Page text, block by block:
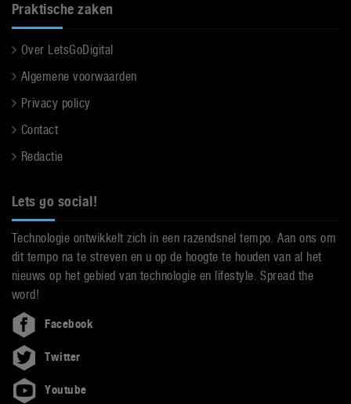
Praktische zaken
Over LetsGoDigital
Algemene voorwaarden
Privacy policy
Contact
Redactie
Lets go social!
Technologie ontwikkelt zich in een razendsnel tempo. Aan ons om
dit tempo na te streven en u op de hoogte te houden van al het
nieuws op het gebied van technologie en lifestyle. Spread the
word!
Facebook
Twitter
Youtube